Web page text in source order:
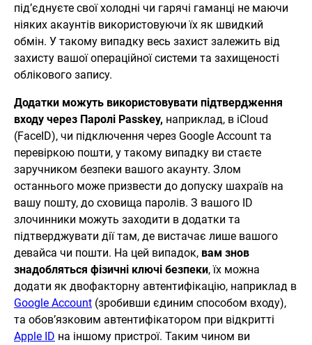
під’єднуєте свої холодні чи гарячі гаманці не маючи
ніяких акаунтів використовуючи їх як швидкий
обмін. У такому випадку весь захист залежить від
захисту вашої операційної системи та захищеності
облікового запису.
Додатки можуть використовувати підтвердження
входу через Паролі Passkey, наприклад, в iCloud
(FaceID), чи підключення через Google Account та
перевіркою пошти, у такому випадку ви стаєте
заручником безпеки вашого акаунту. Злом
останнього може призвести до допуску шахраїв на
вашу пошту, до сховища паролів. З вашого ID
злочинники можуть заходити в додатки та
підтверджувати дії там, де вистачає лише вашого
девайса чи пошти. На цей випадок, вам знов
знадобляться фізичні ключі безпеки, їх можна
додати як двофакторну автентифікацію, наприклад в
Google Аccount (зробивши єдиним способом входу),
та обов’язковим автентифікатором при відкритті
Apple ID на іншому пристрої. Таким чином ви